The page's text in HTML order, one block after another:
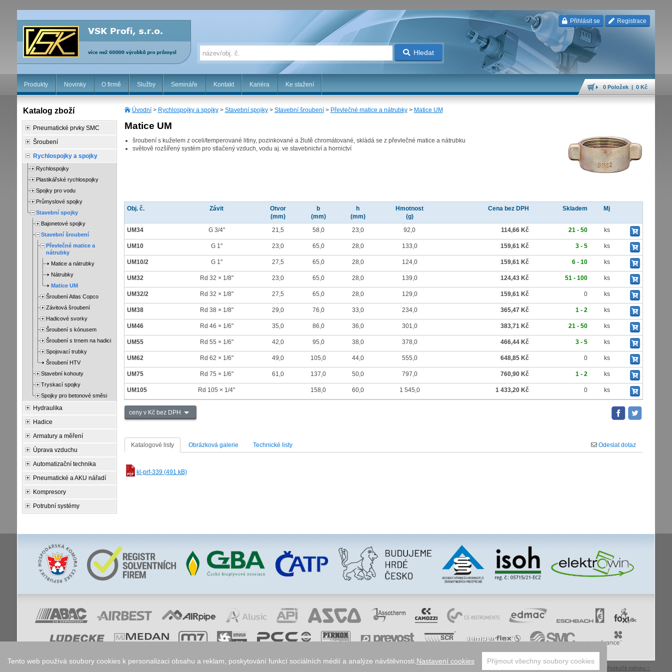
Tento web používá soubory cookies k personalizaci obsahu a reklam, poskytování funkcí sociálních médií a analýze návštěvnosti. Nastavení cookies Přijmout všechny soubory cookies
Přihlásit se Registrace
Hledat
Produkty Novinky O firmě Služby Semináře Kontakt Kariéra Ke stažení 0 Položek | 0 Kč
Úvodní> Rychlospojky a spojky> Stavební spojky> Stavební šroubení> Převlečné matice a nátrubky> Matice UM
Matice UM
šroubení s kuželem z oceli/temperované litiny, pozinkované a žlutě chromátované, skládá se z převlečné matice a nátrubku
světově rozšířený systém pro stlačený vzduch, vodu aj. ve stavebnictví a hornictví
Obj. č. Závit
Otvor
(mm)
b
(mm)
h
(mm)
Hmotnost
(g)
Cena bez DPH Skladem Mj
UM34 G 3/4" 21,5 58,0 23,0 92,0 114,66 Kč 21 - 50 ks
UM10 G 1" 23,0 65,0 28,0 133,0 159,61 Kč 3 - 5 ks
UM10/2 G 1" 27,5 65,0 28,0 124,0 159,61 Kč 6 - 10 ks
UM32 Rd 32 × 1/8" 23,0 65,0 28,0 139,0 124,43 Kč 51 - 100 ks
UM32/2 Rd 32 × 1/8" 27,5 65,0 28,0 129,0 159,61 Kč 0 ks
UM38 Rd 38 × 1/8" 29,0 76,0 33,0 234,0 365,47 Kč 1 - 2 ks
UM46 Rd 46 × 1/6" 35,0 86,0 36,0 301,0 383,71 Kč 21 - 50 ks
UM55 Rd 55 × 1/6" 42,0 95,0 38,0 378,0 466,44 Kč 3 - 5 ks
UM62 Rd 62 × 1/6" 49,0 105,0 44,0 555,0 648,85 Kč 0 ks
UM75 Rd 75 × 1/6" 61,0 137,0 50,0 797,0 760,90 Kč 1 - 2 ks
UM105 Rd 105 × 1/4" 158,0 60,0 1 545,0 1 433,20 Kč 0 ks
ceny v Kč bez DPH
Katalogové listy Obrázková galerie Technické listy Odeslat dotaz
kl-prf-339 (491 kB)
Katalog zboží
Pneumatické prvky SMC
Šroubení
Rychlospojky a spojky
Rychlospojky
Plastikářské rychlospojky
Spojky pro vodu
Průmyslové spojky
Stavební spojky
Bajonetové spojky
Stavební šroubení
Převlečné matice a
nátrubky
Matice a nátrubky
Nátrubky
Matice UM
Šroubení Atlas Copco
Závitová šroubení
Hadicové svorky
Šroubení s kónusem
Šroubení s trnem na hadici
Spojovací trubky
Šroubení HTV
Stavební kohouty
Tryskací spojky
Spojky pro betonové směsi
Hydraulika
Hadice
Armatury a měření
Úprava vzduchu
Automatizační technika
Pneumatické a AKU nářadí
Kompresory
Potrubní systémy
přeskočit nahoru ↑